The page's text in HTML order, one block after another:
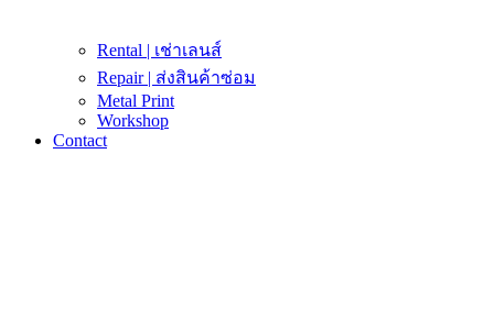
Rental | เช่าเลนส์
Repair | ส่งสินค้าซ่อม
Metal Print
Workshop
Contact